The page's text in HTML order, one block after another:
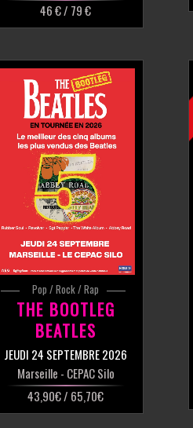
46 € / 79 €
Pop / Rock / Rap
THE BOOTLEG
BEATLES
JEUDI 24 SEPTEMBRE 2026
Marseille - CEPAC Silo
43,90€ / 65,70€